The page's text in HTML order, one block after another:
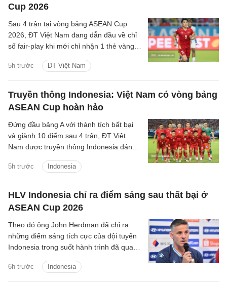
Cup 2026
5h trước ĐT Việt Nam
Sau 4 trận tại vòng bảng ASEAN Cup
2026, ĐT Việt Nam đang dẫn đầu về chỉ
số fair-play khi mới chỉ nhận 1 thẻ vàng
Truyền thông Indonesia: Việt Nam có vòng bảng
ASEAN Cup hoàn hảo
5h trước Indonesia
Đứng đầu bảng A với thành tích bất bại
và giành 10 điểm sau 4 trận, ĐT Việt
Nam được truyền thông Indonesia đánh
địch.
HLV Indonesia chỉ ra điểm sáng sau thất bại ở
ASEAN Cup 2026
6h trước Indonesia
Theo đó ông John Herdman đã chỉ ra
những điểm sáng tích cực của đội tuyển
Indonesia trong suốt hành trình đã qua